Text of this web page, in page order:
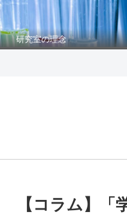
研究室の理念
【コラム】「